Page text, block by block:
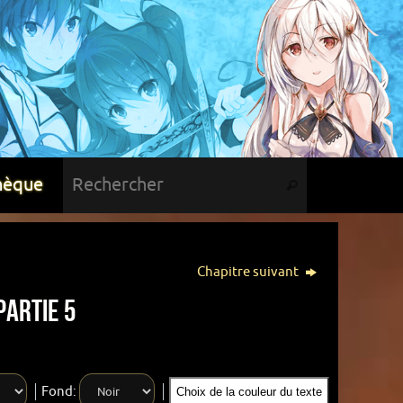
Chapitre suivant
5
Fond: Choix de la couleur du texte